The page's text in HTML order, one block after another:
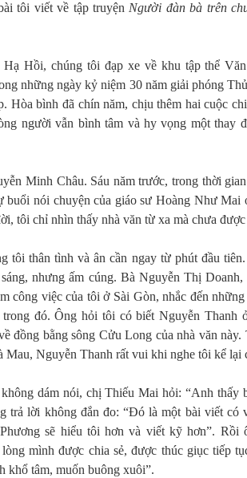
tôi viết về tập truyện Người đàn bà trên
Hồi, chúng tôi đạp xe về khu tập thể
những ngày kỷ niệm 30 năm giải phóng
Hòa bình đã chín năm, chịu thêm hai cuộc
người vẫn bình tâm và hy vọng một thay
Minh Châu. Sáu năm trước, trong thời
buổi nói chuyện của giáo sư Hoàng Như
tôi chỉ nhìn thấy nhà văn từ xa mà chưa
tôi thân tình và ân cần ngay từ phút đầu
nhưng ấm cúng. Bà Nguyễn Thị
công việc của tôi ở Sài Gòn, nhắc đến
trong đó. Ông hỏi tôi có biết Nguyễn Thanh
đồng bằng sông Cửu Long của nhà văn
Mau, Nguyễn Thanh rất vui khi nghe tôi kể lại
dám nói, chị Thiếu Mai hỏi: “Anh thấy
trả lời không đắn đo: “Đó là một bài viết có
sẽ hiểu tôi hơn và viết kỹ hơn”. Rồi
mình được chia sẻ, được thúc giục tiếp
khổ tâm, muốn buông xuôi”.